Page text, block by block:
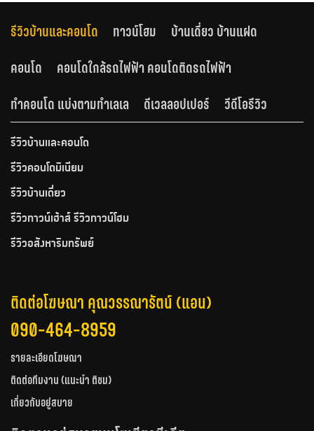
รีวิวบ้านและคอนโด ทาวน์โฮม
บ้านเดี่ยว บ้านแฝด
คอนโด
คอนโดใกล้รถไฟฟ้า คอนโดติดรถไฟฟ้า
ทำคอนโด แบ่งตามทำเลเล
ดีเวลลอปเปอร์ วีดีโอรีวิว
รีวิวบ้านและคอนโด
รีวิวคอนโดมิเนียม
รีวิวบ้านเดี่ยว
รีวิวทาวน์เฮ้าส์ รีวิวทาวน์โฮม
รีวิวอสังหาริมทรัพย์
ติดต่อโฆษณา คุณวรรณารัตน์ (แอน)
090-464-8959
รายละเอียดโฆษณา
ติดต่อทีมงาน (แนะนำ ติชม)
เกี่ยวกับอยู่สบาย